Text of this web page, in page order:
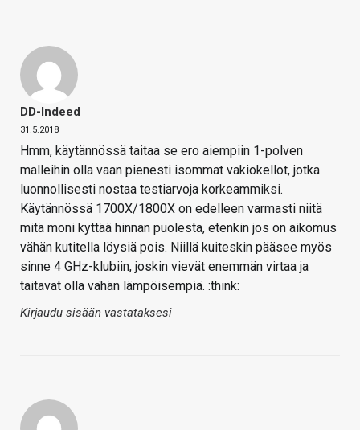
DD-Indeed
31.5.2018
Hmm, käytännössä taitaa se ero aiempiin 1-polven
malleihin olla vaan pienesti isommat vakiokellot, jotka
luonnollisesti nostaa testiarvoja korkeammiksi.
Käytännössä 1700X/1800X on edelleen varmasti niitä
mitä moni kyttää hinnan puolesta, etenkin jos on aikomus
vähän kutitella löysiä pois. Niillä kuiteskin pääsee myös
sinne 4 GHz-klubiin, joskin vievät enemmän virtaa ja
taitavat olla vähän lämpöisempiä. :think:
Kirjaudu sisään vastataksesi